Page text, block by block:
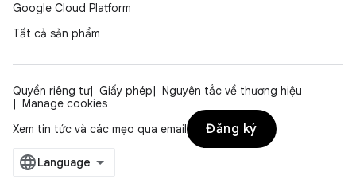
Google Cloud Platform
Tất cả sản phẩm
Quyền riêng tư Giấy phép
Nguyên tắc về thương hiệu
Manage cookies
Xem tin tức và các mẹo qua email
Đăng ký